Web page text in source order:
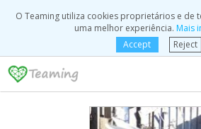
O Teaming utiliza cookies proprietários e de
uma melhor experiência. Mais
Accept
Reject